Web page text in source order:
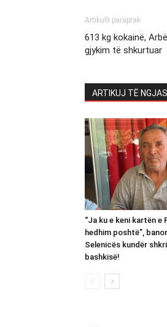
Artikulli paraprak
613 kg kokainë,
gjykim të shkurtuar
ARTIKUJ TË
“Ja ku e keni kartën e
hedhim poshtë”,
Selenicës kundër
bashkisë!